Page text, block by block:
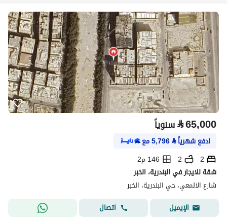
⃁65,000 سنوياً
ادفع شهرياً⃁
5,796مع
2
2
146 م2
شقة للايجار في البندرية، الخبر
شارع الالمعي، حي البندرية، الخبر
الإيميل
اتصال